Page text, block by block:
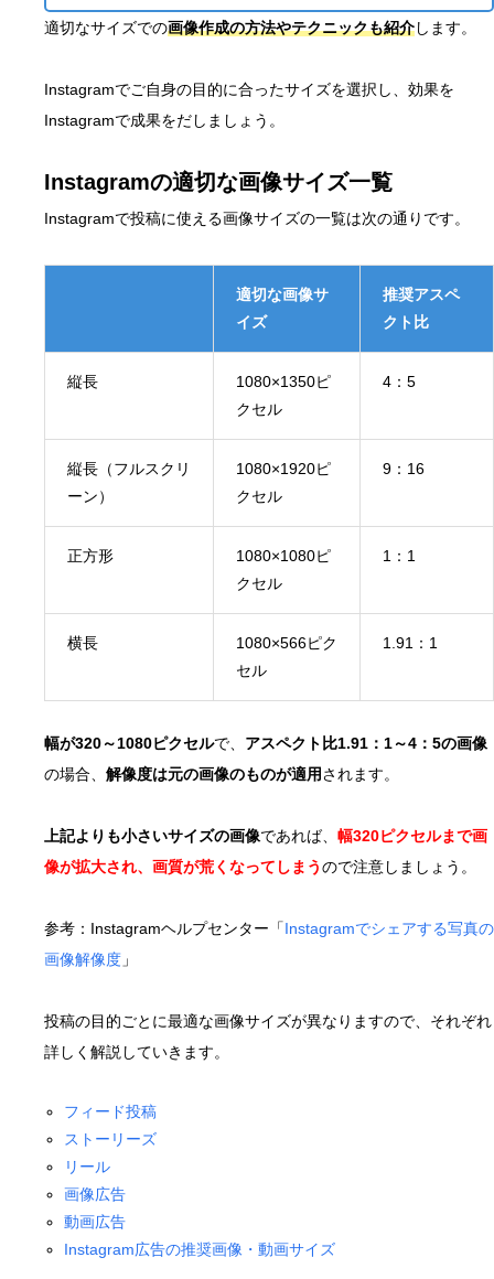
適切なサイズでの画像作成の方法やテクニックも紹介します。
Instagramでご自身の目的に合ったサイズを選択し、効果を
Instagramで成果をだしましょう。
Instagramの適切な画像サイズ一覧
Instagramで投稿に使える画像サイズの一覧は次の通りです。
適切な画像サ
イズ
推奨アスペ
クト比
縦長
1080×1350ピ
クセル
4：5
縦長（フルスクリ
ーン）
1080×1920ピ
クセル
9：16
正方形
1080×1080ピ
クセル
1：1
横長
1080×566ピク
セル
1.91：1
幅が320～1080ピクセルで、 アスペクト比1.91：1～4：5の画像
の場合、 解像度は元の画像のものが適用されます。
上記よりも小さいサイズの画像であれば、 幅320ピクセルまで画
像が拡大され、画質が荒くなってしまうので注意しましょう。
参考：Instagramヘルプセンター「Instagramでシェアする写真の
画像解像度 」
投稿の目的ごとに最適な画像サイズが異なりますので、それぞれ
詳しく解説していきます。
フィード投稿
ストーリーズ
リール
画像広告
動画広告
Instagram広告の推奨画像・動画サイズ